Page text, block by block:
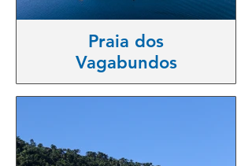
Praia dos
Vagabundos